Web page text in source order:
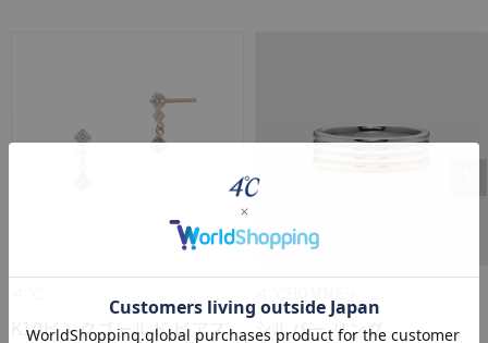
K10ピンクゴールド ピアス シルバー リング